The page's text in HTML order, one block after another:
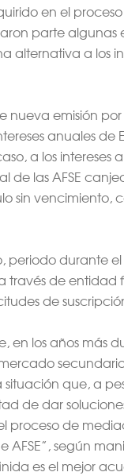
en el
parte
alternativa a los
nueva emisión
anuales de
a los intereses
de las AFSE
sin vencimiento,
periodo durante
través de entidad
de
los años más
que, a
de dar soluciones
proceso de
según
es el mejor